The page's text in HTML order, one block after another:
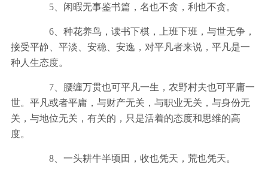
5、闲暇无事鉴书篇，名也不贪，利也不贪。
6、种花养鸟，读书下棋，上班下班，与世无争，
接受平静、平淡、安稳、安逸，对平凡者来说，平凡是一
种人生态度。
7、腰缠万贯也可平凡一生，农野村夫也可平庸一
世。平凡或者平庸，与财产无关，与职业无关，与身份无
关，与地位无关，有关的，只是活着的态度和思维的高
度。
8、一头耕牛半顷田，收也凭天，荒也凭天。